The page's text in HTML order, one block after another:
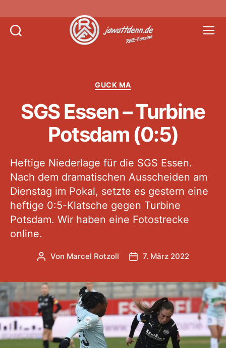
Kategorien
GUCK MA
SGS Essen – Turbine
Potsdam (0:5)
Heftige Niederlage für die SGS Essen.
Nach dem dramatischen Ausscheiden am
Dienstag im Pokal, setzte es gestern eine
heftige 0:5-Klatsche gegen Turbine
Potsdam. Wir haben eine Fotostrecke
online.
Beitragsautor
Von Marcel Rotzoll Veröffentlichungsdatum
7. März 2022